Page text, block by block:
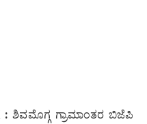
:ಶಿವಮೊಗ್ಗ ಗ್ರಾಮಾಂತರ ಬಿಜೆಪಿ